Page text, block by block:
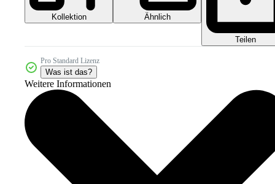
Kollektion Ähnlich
Teilen
Pro Standard Lizenz
Was ist das?
Weitere Informationen